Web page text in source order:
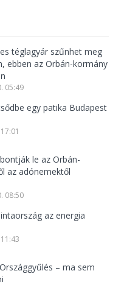
téglagyár szűnhet meg
ebben az Orbán-kormány
05:49
egy patika Budapest
le az Orbán-
az adónemektől
08:50
az energia
– ma sem